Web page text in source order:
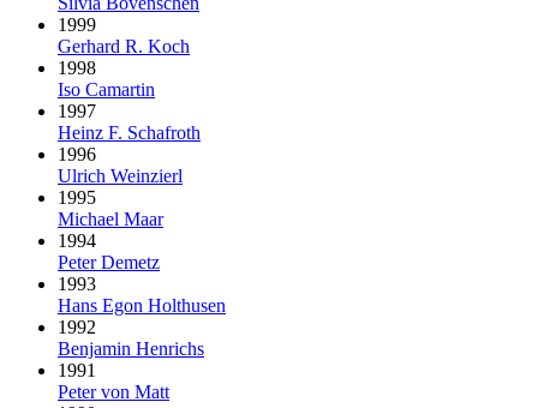
1999
Gerhard R. Koch
1998
Iso Camartin
1997
Heinz F. Schafroth
1996
Ulrich Weinzierl
1995
Michael Maar
1994
Peter Demetz
1993
Hans Egon Holthusen
1992
Benjamin Henrichs
1991
Peter von Matt